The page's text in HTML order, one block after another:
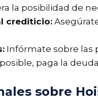
la posibilidad de
crediticio:
Infórmate sobre las
posible, paga la
sobre